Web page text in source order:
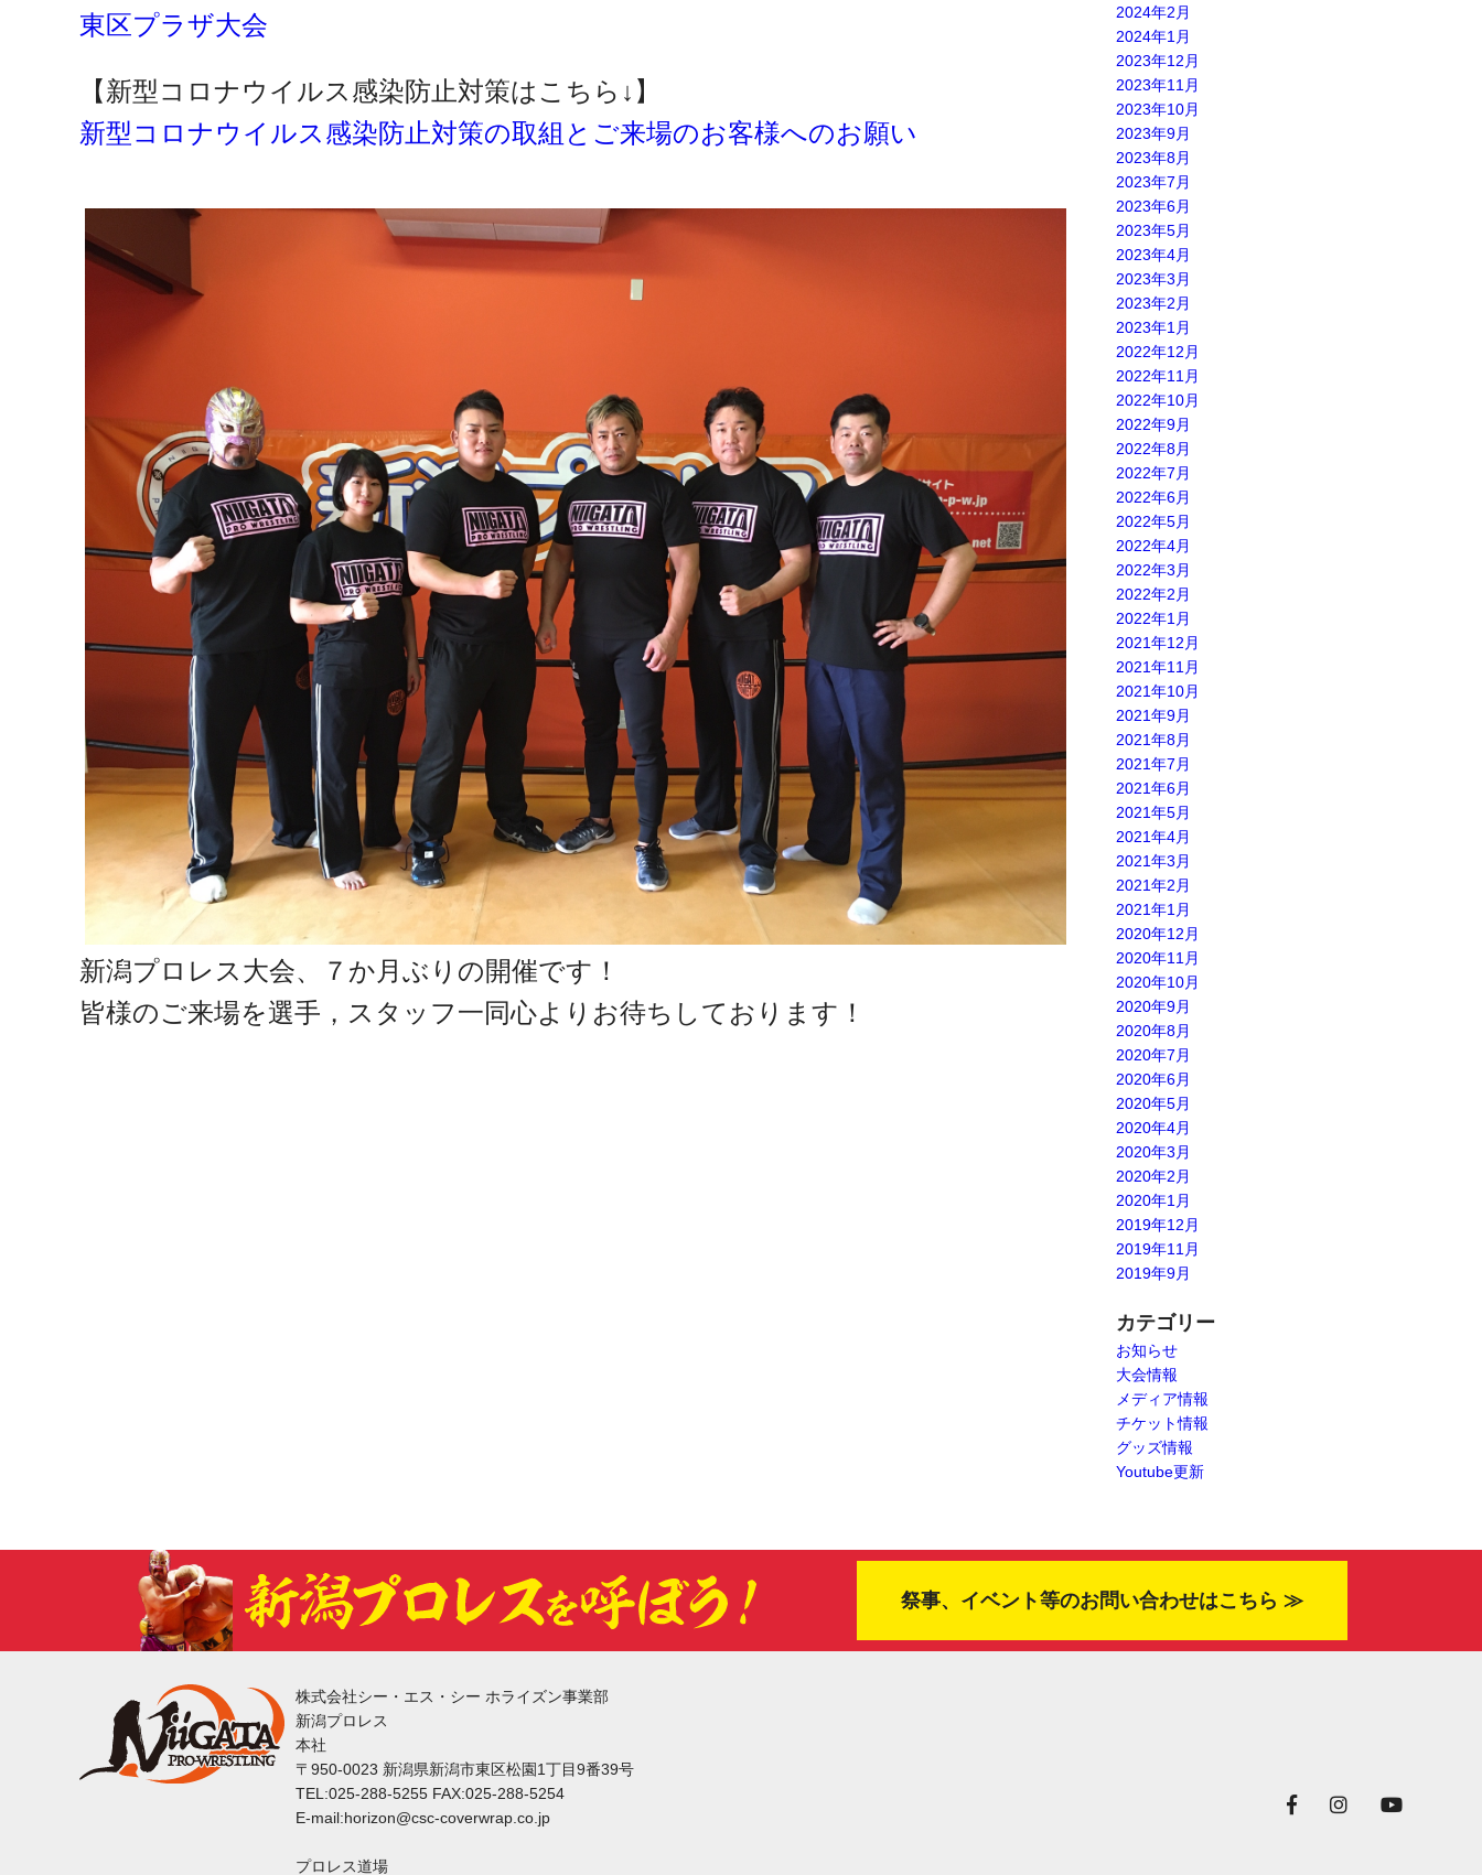
東区プラザ大会
【新型コロナウイルス感染防止対策はこちら↓】
新型コロナウイルス感染防止対策の取組とご来場のお客様へのお願い
新潟プロレス大会、７か月ぶりの開催です！
皆様のご来場を選手，スタッフ一同心よりお待ちしております！
2024年2月
2024年1月
2023年12月
2023年11月
2023年10月
2023年9月
2023年8月
2023年7月
2023年6月
2023年5月
2023年4月
2023年3月
2023年2月
2023年1月
2022年12月
2022年11月
2022年10月
2022年9月
2022年8月
2022年7月
2022年6月
2022年5月
2022年4月
2022年3月
2022年2月
2022年1月
2021年12月
2021年11月
2021年10月
2021年9月
2021年8月
2021年7月
2021年6月
2021年5月
2021年4月
2021年3月
2021年2月
2021年1月
2020年12月
2020年11月
2020年10月
2020年9月
2020年8月
2020年7月
2020年6月
2020年5月
2020年4月
2020年3月
2020年2月
2020年1月
2019年12月
2019年11月
2019年9月
カテゴリー
お知らせ
大会情報
メディア情報
チケット情報
グッズ情報
Youtube更新
祭事、イベント等のお問い合わせはこちら ≫
株式会社シー・エス・シー ホライズン事業部
新潟プロレス
本社
〒950-0023 新潟県新潟市東区松園1丁目9番39号
TEL:025-288-5255 FAX:025-288-5254
E-mail:horizon@csc-coverwrap.co.jp
プロレス道場